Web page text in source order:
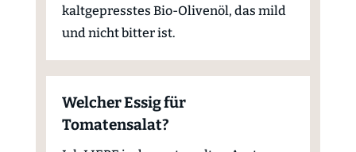
kaltgepresstes Bio-Olivenöl, das mild
und nicht bitter ist.
Welcher Essig für
Tomatensalat?